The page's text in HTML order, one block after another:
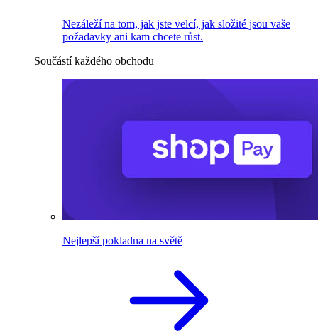
Nezáleží na tom, jak jste velcí, jak složité jsou vaše
požadavky ani kam chcete růst.
Součástí každého obchodu
Nejlepší pokladna na světě